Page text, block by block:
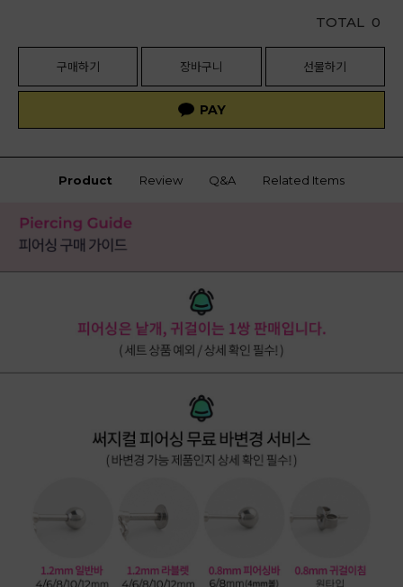
TOTAL 0
구매하기 장바구니 선물하기
Product Review Q&A Related Items